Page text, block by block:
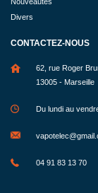
Divers
CONTACTEZ-NOUS
62, rue Roger
13005 - Marseille
Du lundi au
04 91 83 13 70